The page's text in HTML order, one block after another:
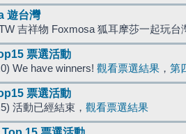
遊台灣
吉祥物 Foxmosa 狐耳摩莎一起玩台
票選活動
We have winners! 觀看票選結果 ， 第
票選活動
活動已經結束， 觀看票選結果